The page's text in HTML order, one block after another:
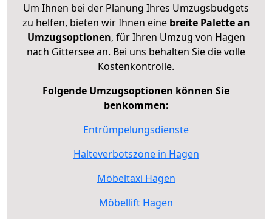
Um Ihnen bei der Planung Ihres Umzugsbudgets
zu helfen, bieten wir Ihnen eine breite Palette an
Umzugsoptionen, für Ihren Umzug von Hagen
nach Gittersee an. Bei uns behalten Sie die volle
Kostenkontrolle.
Folgende Umzugsoptionen können Sie
benkommen:
Entrümpelungsdienste
Halteverbotszone in Hagen
Möbeltaxi Hagen
Möbellift Hagen